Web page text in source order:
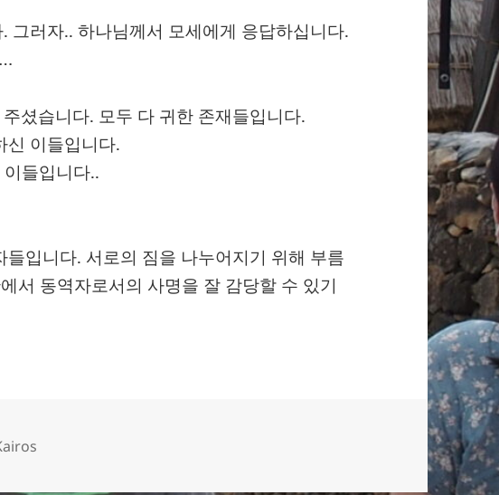
그러자.. 하나님께서 모세에게 응답하십니다.
셨습니다. 모두 다 귀한 존재들입니다.
신 이들입니다.
들입니다..
입니다. 서로의 짐을 나누어지기 위해 부름
서 동역자로서의 사명을 잘 감당할 수 있기